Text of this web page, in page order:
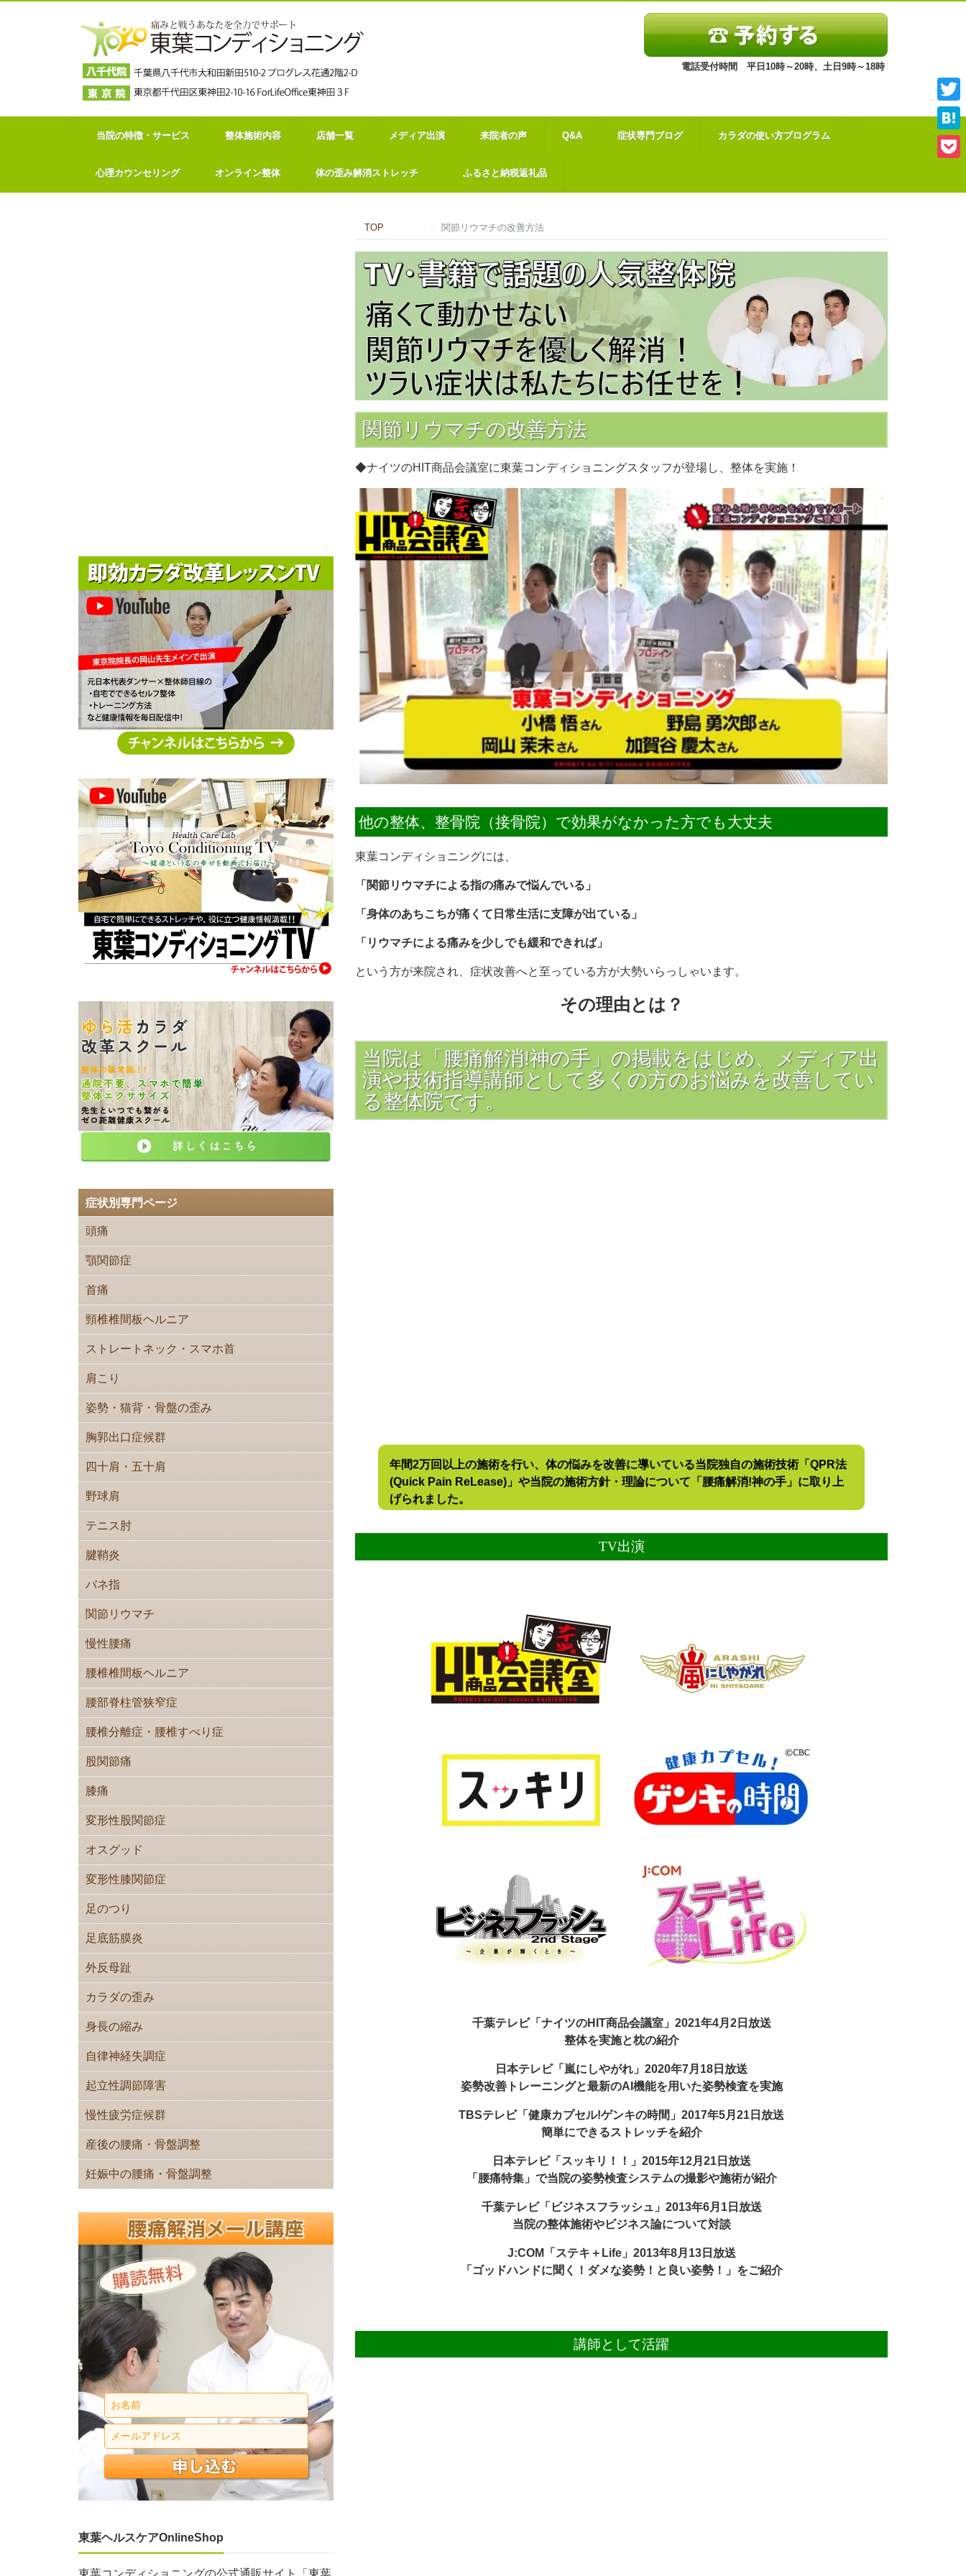
電話受付時間 平日10時～20時、土日9時～18時
当院の特徴・サービス 整体施術内容 店舗一覧 メディア出演 来院者の声 Q&A 症状専門ブログ カラダの使い方プログラム
心理カウンセリング オンライン整体 体の歪み解消ストレッチ ふるさと納税返礼品
TOP 関節リウマチの改善方法
関節リウマチの改善方法
◆ナイツのHIT商品会議室に東葉コンディショニングスタッフが登場し、整体を実施！
他の整体、整骨院（接骨院）で効果がなかった方でも大丈夫
東葉コンディショニングには、
「関節リウマチによる指の痛みで悩んでいる」
「身体のあちこちが痛くて日常生活に支障が出ている」
「リウマチによる痛みを少しでも緩和できれば」
という方が来院され、症状改善へと至っている方が大勢いらっしゃいます。
その理由とは？
当院は「腰痛解消!神の手」の掲載をはじめ、メディア出
演や技術指導講師として多くの方のお悩みを改善してい
る整体院です。
年間2万回以上の施術を行い、体の悩みを改善に導いている当院独自の施術技術「QPR法
(Quick Pain ReLease)」や当院の施術方針・理論について「腰痛解消!神の手」に取り上
げられました。
TV出演
千葉テレビ「ナイツのHIT商品会議室」2021年4月2日放送
整体を実施と枕の紹介
日本テレビ「嵐にしやがれ」2020年7月18日放送
姿勢改善トレーニングと最新のAI機能を用いた姿勢検査を実施
TBSテレビ「健康カプセル!ゲンキの時間」2017年5月21日放送
簡単にできるストレッチを紹介
日本テレビ「スッキリ！！」2015年12月21日放送
「腰痛特集」で当院の姿勢検査システムの撮影や施術が紹介
千葉テレビ「ビジネスフラッシュ」2013年6月1日放送
当院の整体施術やビジネス論について対談
J:COM「ステキ＋Life」2013年8月13日放送
「ゴッドハンドに聞く！ダメな姿勢！と良い姿勢！」をご紹介
講師として活躍
症状別専門ページ
頭痛
顎関節症
首痛
頸椎椎間板ヘルニア
ストレートネック・スマホ首
肩こり
姿勢・猫背・骨盤の歪み
胸郭出口症候群
四十肩・五十肩
野球肩
テニス肘
腱鞘炎
バネ指
関節リウマチ
慢性腰痛
腰椎椎間板ヘルニア
腰部脊柱管狭窄症
腰椎分離症・腰椎すべり症
股関節痛
膝痛
変形性股関節症
オスグッド
変形性膝関節症
足のつり
足底筋膜炎
外反母趾
カラダの歪み
身長の縮み
自律神経失調症
起立性調節障害
慢性疲労症候群
産後の腰痛・骨盤調整
妊娠中の腰痛・骨盤調整
東葉ヘルスケアOnlineShop